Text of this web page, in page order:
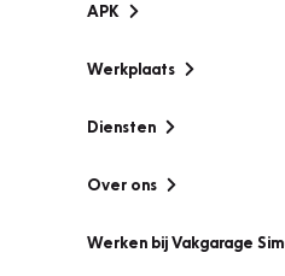
APK
Werkplaats
Diensten
Over ons
Werken bij Vakgarage